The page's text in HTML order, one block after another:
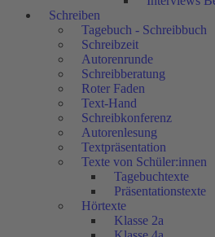
Schreiben
Tagebuch - Schreibbuch
Schreibzeit
Autorenrunde
Schreibberatung
Roter Faden
Text-Hand
Schreibkonferenz
Autorenlesung
Textpräsentation
Texte von Schüler:innen
Tagebuchtexte
Präsentationstexte
Hörtexte
Klasse 2a